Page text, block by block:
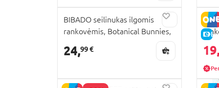
BIBADO seilinukas ilgomis
rankovėmis, Botanical Bunnies,
24,99 €
E-
19,